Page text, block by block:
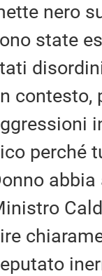
nero
state
contesto,
perché